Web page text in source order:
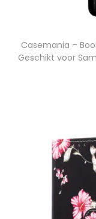
Casemania –
Geschikt voor